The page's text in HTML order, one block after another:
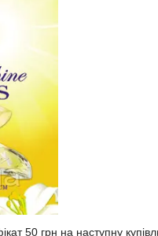
50 грн на наступну